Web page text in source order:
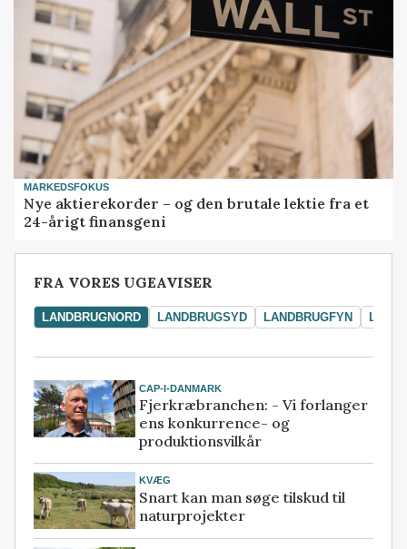
MARKEDSFOKUS
Nye aktierekorder – og den brutale lektie fra et
24-årigt finansgeni
FRA VORES UGEAVISER
LANDBRUGNORD LANDBRUGSYD LANDBRUGFYN
CAP-I-DANMARK
Fjerkræbranchen: - Vi forlanger
ens konkurrence- og
produktionsvilkår
KVÆG
Snart kan man søge tilskud til
naturprojekter